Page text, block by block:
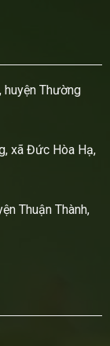
huyện Thường
xã Đức Hòa Hạ,
Thuận Thành,